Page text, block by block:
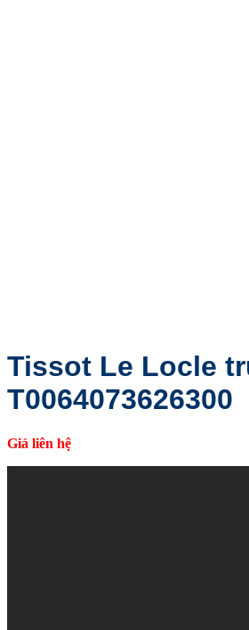
Tissot Le Locle
T0064073626300
Giá liên hệ